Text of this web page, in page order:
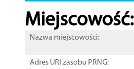
Miejscowość:
Nazwa miejscowości:
Adres URI zasobu PRNG: